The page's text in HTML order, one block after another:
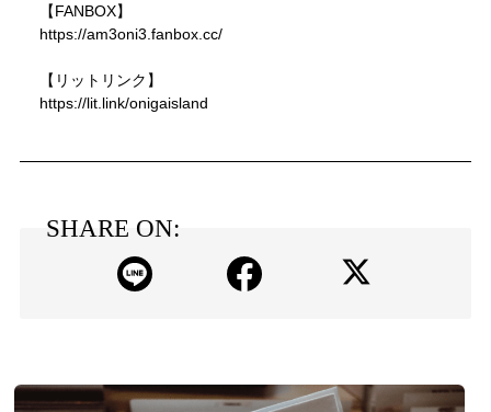
【FANBOX】
https://am3oni3.fanbox.cc/
【リットリンク】
https://lit.link/onigaisland
SHARE ON: